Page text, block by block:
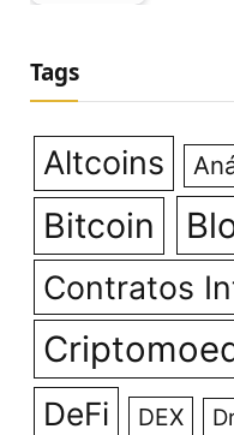
Tags
Altcoins
Bitcoin
Contratos
DeFi DEX